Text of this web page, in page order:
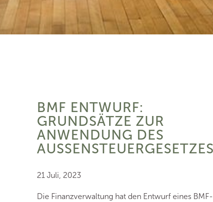
BMF ENTWURF:
GRUNDSÄTZE ZUR
ANWENDUNG DES
AUSSENSTEUERGESETZES
21 Juli, 2023
Die Finanzverwaltung hat den Entwurf eines BMF-